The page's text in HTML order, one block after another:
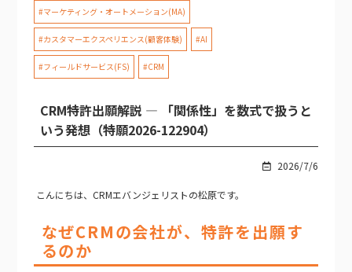
#マーケティング・オートメーション(MA)
#カスタマーエクスペリエンス(顧客体験) #AI
#フィールドサービス(FS) #CRM
CRM特許出願解説 — 「関係性」を数式で扱うと
いう発想（特願2026-122904）
2026/7/6
こんにちは、CRMエバンジェリストの松原です。
なぜCRMの会社が、特許を出願す
るのか